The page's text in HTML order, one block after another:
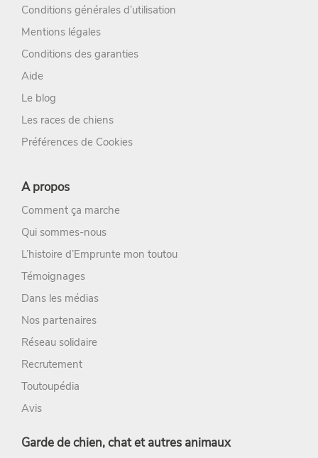
Conditions générales d’utilisation
Mentions légales
Conditions des garanties
Aide
Le blog
Les races de chiens
Préférences de Cookies
A propos
Comment ça marche
Qui sommes-nous
L’histoire d’Emprunte mon toutou
Témoignages
Dans les médias
Nos partenaires
Réseau solidaire
Recrutement
Toutoupédia
Avis
Garde de chien, chat et autres animaux